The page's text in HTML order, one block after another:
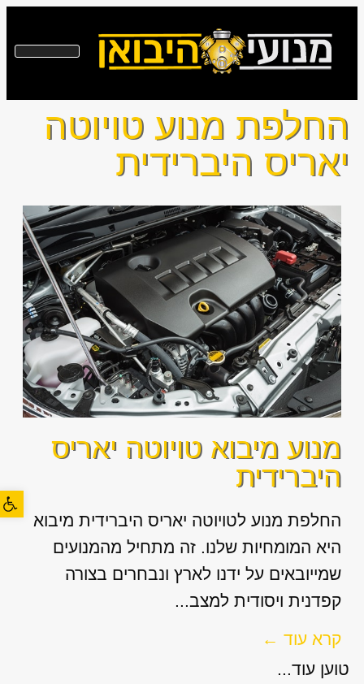
פתח
החלפת מנוע טויוטה
יאריס היברידית
מנוע מיבוא טויוטה יאריס
היברידית
החלפת מנוע לטויוטה יאריס היברידית מיבוא
היא המומחיות שלנו. זה מתחיל מהמנועים
שמייובאים על ידנו לארץ ונבחרים בצורה
קפדנית ויסודית למצב...
קרא עוד ←
טוען עוד...